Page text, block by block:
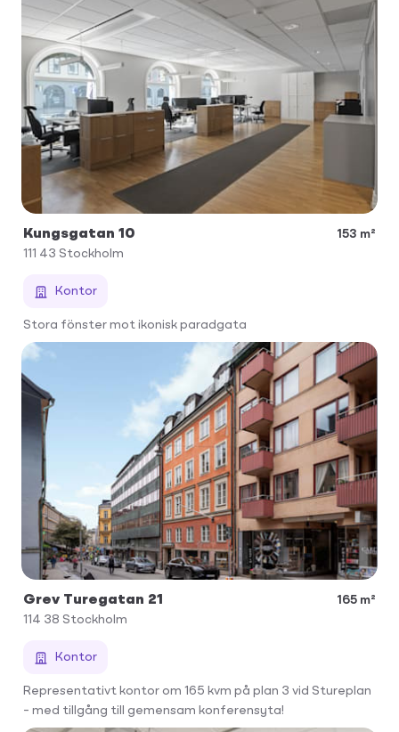
Kungsgatan 10
153 m²
111 43 Stockholm
Kontor
Stora fönster mot ikonisk paradgata
Grev Turegatan 21
165 m²
114 38 Stockholm
Kontor
Representativt kontor om 165 kvm på plan 3 vid Stureplan
– med tillgång till gemensam konferensyta!